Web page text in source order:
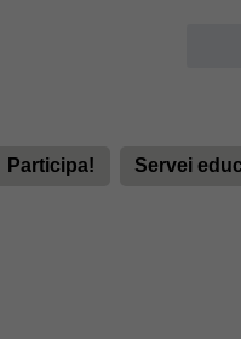
Participa! Servei